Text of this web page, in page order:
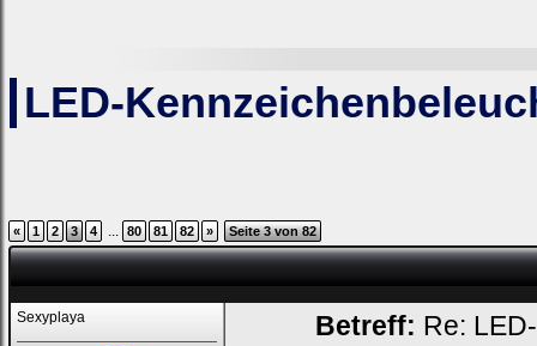
LED-
« 1 2 3 4 ... 80 81 82 » Seite 3 von 82
Sexyplaya Betreff: Re: